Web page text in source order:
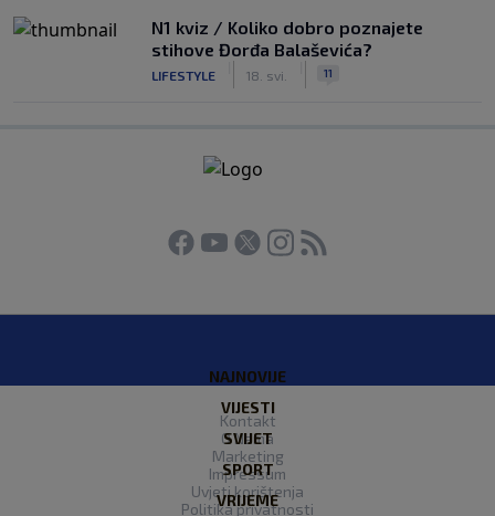
N1 kviz / Koliko dobro poznajete
stihove Đorđa Balaševića?
LIFESTYLE 18. svi. 11
NAJNOVIJE
VIJESTI
SVIJET
SPORT
VRIJEME
Kontakt
O Nama
Marketing
Impressum
Uvjeti korištenja
Politika privatnosti